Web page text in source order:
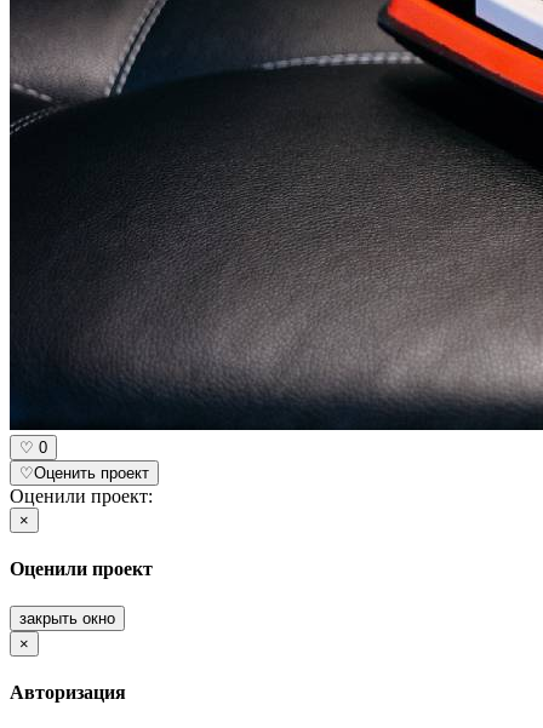
♡ 0
♡Оценить проект
Оценили проект:
×
Оценили проект
закрыть окно
×
Авторизация